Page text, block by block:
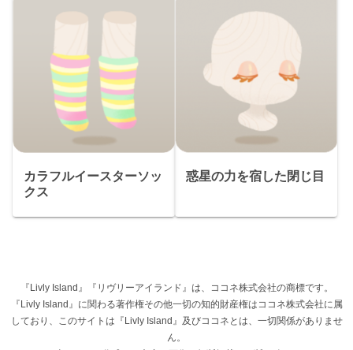
カラフルイースターソッ
クス
惑星の力を宿した閉じ目
『Livly Island』『リヴリーアイランド』は、ココネ株式会社の商標です。
『Livly Island』に関わる著作権その他一切の知的財産権はココネ株式会社に属
しており、このサイトは『Livly Island』及びココネとは、一切関係がありませ
ん。